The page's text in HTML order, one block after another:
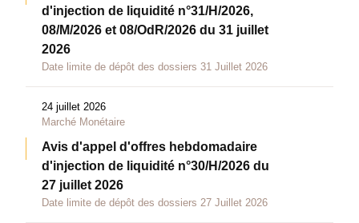
d'injection de liquidité n°31/H/2026,
08/M/2026 et 08/OdR/2026 du 31 juillet
2026
Date limite de dépôt des dossiers 31 Juillet 2026
24 juillet 2026
Marché Monétaire
Avis d'appel d'offres hebdomadaire
d'injection de liquidité n°30/H/2026 du
27 juillet 2026
Date limite de dépôt des dossiers 27 Juillet 2026